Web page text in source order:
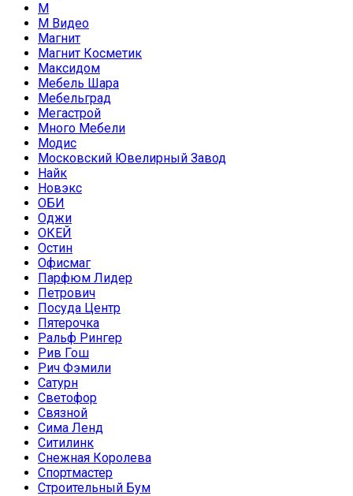
М
М Видео
Магнит
Магнит Косметик
Максидом
Мебель Шара
Мебельград
Мегастрой
Много Мебели
Модис
Московский Ювелирный Завод
Найк
Новэкс
ОБИ
Оджи
ОКЕЙ
Остин
Офисмаг
Парфюм Лидер
Петрович
Посуда Центр
Пятерочка
Ральф Рингер
Рив Гош
Рич Фэмили
Сатурн
Светофор
Связной
Сима Ленд
Ситилинк
Снежная Королева
Спортмастер
Строительный Бум